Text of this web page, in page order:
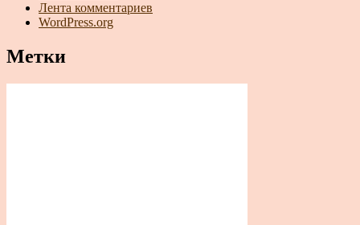
Лента комментариев
WordPress.org
Метки